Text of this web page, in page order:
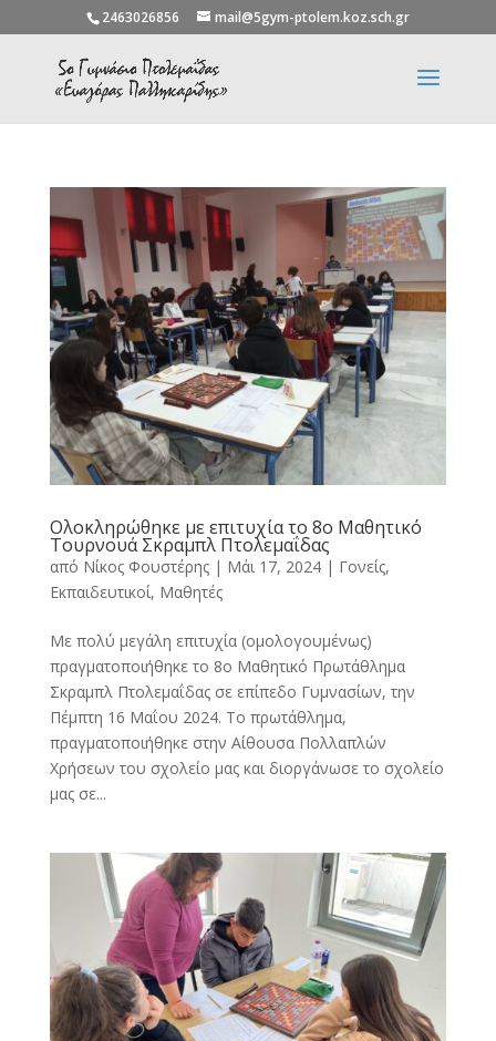
2463026856 mail@5gym-ptolem.koz.sch.gr
Ολοκληρώθηκε με επιτυχία το 8ο Μαθητικό
Τουρνουά Σκραμπλ Πτολεμαΐδας
από Νίκος Φουστέρης| Μάι 17, 2024| Γονείς,
Εκπαιδευτικοί, Μαθητές
Mε πολύ μεγάλη επιτυχία (ομολογουμένως)
πραγματοποιήθηκε το 8ο Μαθητικό Πρωτάθλημα
Σκραμπλ Πτολεμαΐδας σε επίπεδο Γυμνασίων, την
Πέμπτη 16 Μαΐου 2024. Το πρωτάθλημα,
πραγματοποιήθηκε στην Αίθουσα Πολλαπλών
Χρήσεων του σχολείο μας και διοργάνωσε το σχολείο
μας σε...